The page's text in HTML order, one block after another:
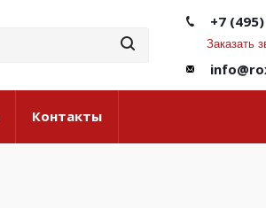
+7
Заказать
Контакты